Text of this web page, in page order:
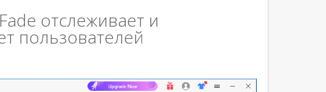
отслеживает и
пользователей